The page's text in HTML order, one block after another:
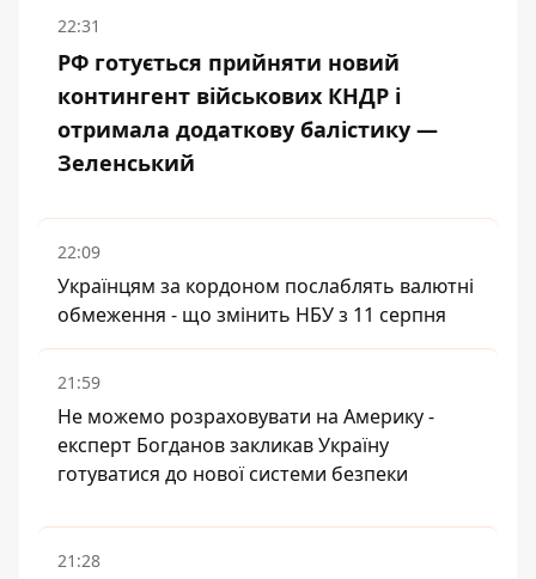
22:31
РФ готується прийняти новий
контингент військових КНДР і
отримала додаткову балістику —
Зеленський
22:09
Українцям за кордоном послаблять валютні
обмеження - що змінить НБУ з 11 серпня
21:59
Не можемо розраховувати на Америку -
експерт Богданов закликав Україну
готуватися до нової системи безпеки
21:28